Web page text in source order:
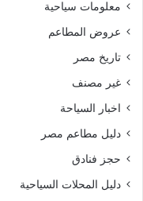
معلومات سياحية
عروض المطاعم
تاريخ مصر
غير مصنف
اخبار السياحة
دليل مطاعم مصر
حجز فنادق
دليل المحلات السياحية